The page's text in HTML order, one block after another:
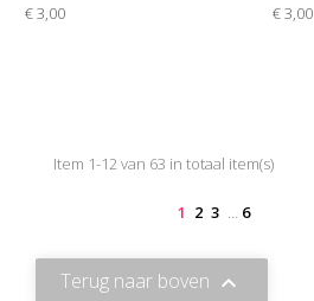
€ 3,00 € 3,00
Item 1-12 van 63 in totaal item(s)
1 2 3 6
Terug naar boven 